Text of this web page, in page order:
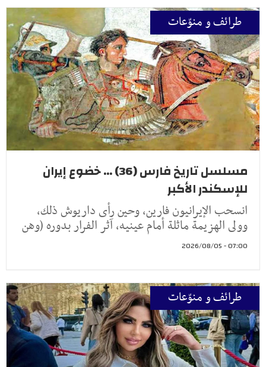
طرائف و منوّعات
مسلسل تاريخ فارس (36) ... خضوع إيران
للإسكندر الأكبر
انسحب الإيرانيون فارين، وحين رأى داريوش ذلك،
وولى الهزيمة ماثلة أمام عينيه، آثر الفرار بدوره (وهن
07:00 - 2026/08/05
طرائف و منوّعات